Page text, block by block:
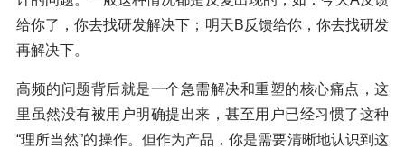
给你了，你去找研发解决下；明天B反馈给你，你去找研发
再解决下。
高频的问题背后就是一个急需解决和重塑的核心痛点，这
里虽然没有被用户明确提出来，甚至用户已经习惯了这种
“理所当然”的操作。但作为产品，你是需要清晰地认识到这